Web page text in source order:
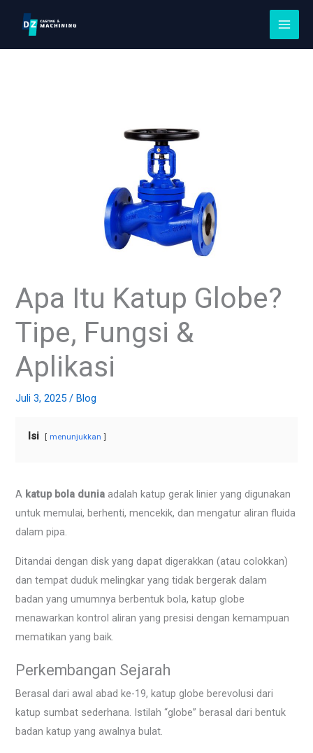
Konten
Apa Itu Katup Globe?
Tipe, Fungsi &
Aplikasi
Juli 3, 2025/Blog
Isi menunjukkan
A katup bola dunia adalah katup gerak linier yang digunakan
untuk memulai, berhenti, mencekik, dan mengatur aliran fluida
dalam pipa.
Ditandai dengan disk yang dapat digerakkan (atau colokkan)
dan tempat duduk melingkar yang tidak bergerak dalam
badan yang umumnya berbentuk bola, katup globe
menawarkan kontrol aliran yang presisi dengan kemampuan
mematikan yang baik.
Perkembangan Sejarah
Berasal dari awal abad ke-19, katup globe berevolusi dari
katup sumbat sederhana. Istilah “globe” berasal dari bentuk
badan katup yang awalnya bulat.